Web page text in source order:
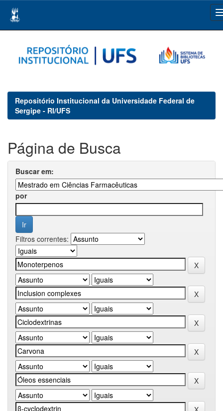
navigation
Repositório Institucional da Universidade Federal de
Sergipe - RI/UFS
Página de Busca
Buscar em:
por
Filtros correntes: